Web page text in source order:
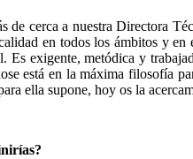
de cerca a nuestra Directora
en todos los ámbitos y
Es exigente, metódica y
está en la máxima filosofía
ella supone, hoy os la